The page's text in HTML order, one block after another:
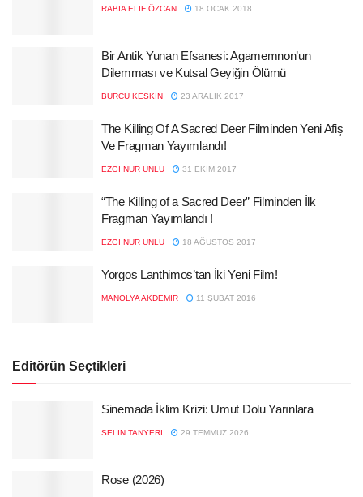
RABIA ELIF ÖZCAN 18 OCAK 2018
Bir Antik Yunan Efsanesi: Agamemnon’un
Dilemması ve Kutsal Geyiğin Ölümü
BURCU KESKIN 23 ARALIK 2017
The Killing Of A Sacred Deer Filminden Yeni Afiş
Ve Fragman Yayımlandı!
EZGI NUR ÜNLÜ 31 EKIM 2017
“The Killing of a Sacred Deer” Filminden İlk
Fragman Yayımlandı !
EZGI NUR ÜNLÜ 18 AĞUSTOS 2017
Yorgos Lanthimos’tan İki Yeni Film!
MANOLYA AKDEMIR 11 ŞUBAT 2016
Editörün Seçtikleri
Sinemada İklim Krizi: Umut Dolu Yarınlara
SELIN TANYERI 29 TEMMUZ 2026
Rose (2026)